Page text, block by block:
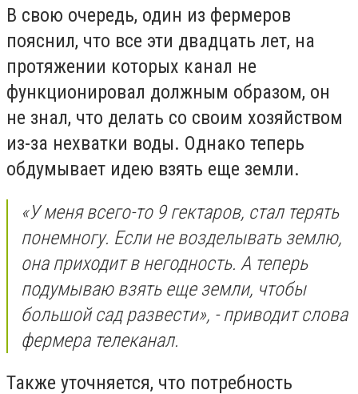
В свою очередь, один из фермеров
пояснил, что все эти двадцать лет, на
протяжении которых канал не
функционировал должным образом, он
не знал, что делать со своим хозяйством
из-за нехватки воды. Однако теперь
обдумывает идею взять еще земли.
«У меня всего-то 9 гектаров, стал терять
понемногу. Если не возделывать землю,
она приходит в негодность. А теперь
подумываю взять еще земли, чтобы
большой сад развести», - приводит слова
фермера телеканал.
Также уточняется, что потребность